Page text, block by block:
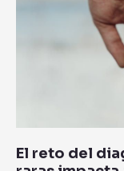
El reto del
enfermedades
México